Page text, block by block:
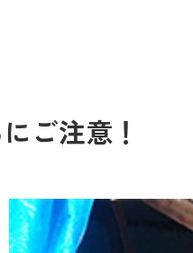
ご注意！